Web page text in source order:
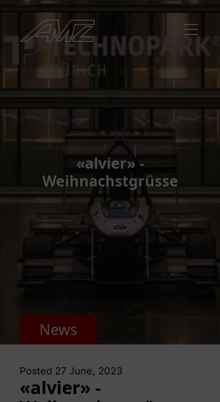
«alvier» -
Weihnachstgrüsse
News
Posted 27 June, 2023
«alvier» -